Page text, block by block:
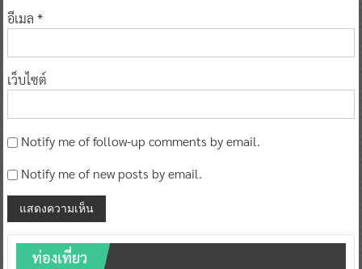
อีเมล *
เว็บไซต์
Notify me of follow-up comments by email.
Notify me of new posts by email.
ท่องเที่ยว